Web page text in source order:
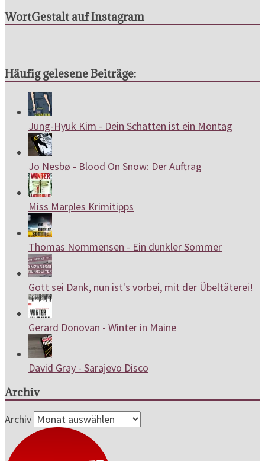
WortGestalt auf Instagram
Häufig gelesene Beiträge:
Jung-Hyuk Kim - Dein Schatten ist ein Montag
Jo Nesbø - Blood On Snow: Der Auftrag
Miss Marples Krimitipps
Thomas Nommensen - Ein dunkler Sommer
Gott sei Dank, nun ist's vorbei, mit der Übeltäterei!
Gerard Donovan - Winter in Maine
David Gray - Sarajevo Disco
Archiv
Archiv